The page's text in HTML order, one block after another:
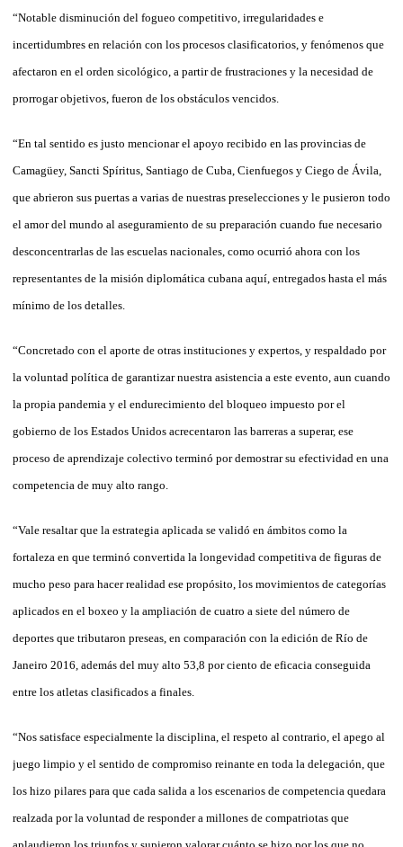
“Notable disminución del fogueo competitivo, irregularidades e
incertidumbres en relación con los procesos clasificatorios, y fenómenos que
afectaron en el orden sicológico, a partir de frustraciones y la necesidad de
prorrogar objetivos, fueron de los obstáculos vencidos.
“En tal sentido es justo mencionar el apoyo recibido en las provincias de
Camagüey, Sancti Spíritus, Santiago de Cuba, Cienfuegos y Ciego de Ávila,
que abrieron sus puertas a varias de nuestras preselecciones y le pusieron todo
el amor del mundo al aseguramiento de su preparación cuando fue necesario
desconcentrarlas de las escuelas nacionales, como ocurrió ahora con los
representantes de la misión diplomática cubana aquí, entregados hasta el más
mínimo de los detalles.
“Concretado con el aporte de otras instituciones y expertos, y respaldado por
la voluntad política de garantizar nuestra asistencia a este evento, aun cuando
la propia pandemia y el endurecimiento del bloqueo impuesto por el
gobierno de los Estados Unidos acrecentaron las barreras a superar, ese
proceso de aprendizaje colectivo terminó por demostrar su efectividad en una
competencia de muy alto rango.
“Vale resaltar que la estrategia aplicada se validó en ámbitos como la
fortaleza en que terminó convertida la longevidad competitiva de figuras de
mucho peso para hacer realidad ese propósito, los movimientos de categorías
aplicados en el boxeo y la ampliación de cuatro a siete del número de
deportes que tributaron preseas, en comparación con la edición de Río de
Janeiro 2016, además del muy alto 53,8 por ciento de eficacia conseguida
entre los atletas clasificados a finales.
“Nos satisface especialmente la disciplina, el respeto al contrario, el apego al
juego limpio y el sentido de compromiso reinante en toda la delegación, que
los hizo pilares para que cada salida a los escenarios de competencia quedara
realzada por la voluntad de responder a millones de compatriotas que